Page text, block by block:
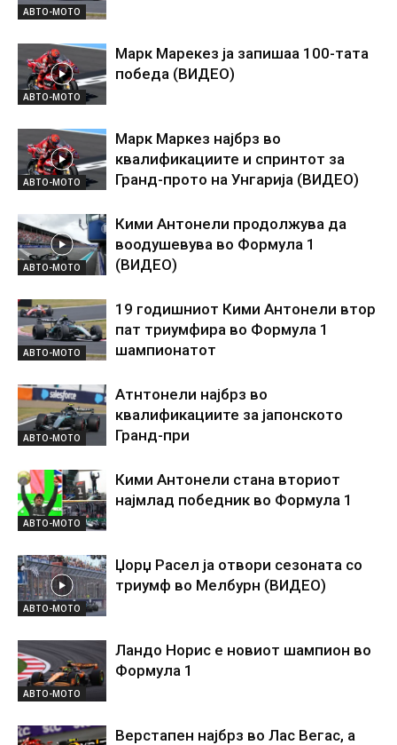
АВТО-МОТО
АВТО-МОТО
Марк Марекез ја запишаа 100-тата
победа (ВИДЕО)
АВТО-МОТО
Марк Маркез најбрз во
квалификациите и спринтот за
Гранд-прото на Унгарија (ВИДЕО)
АВТО-МОТО
Кими Антонели продолжува да
воодушевува во Формула 1
(ВИДЕО)
АВТО-МОТО
19 годишниот Кими Антонели втор
пат триумфира во Формула 1
шампионатот
АВТО-МОТО
Атнтонели најбрз во
квалификациите за јапонското
Гранд-при
АВТО-МОТО
Кими Антонели стана вториот
најмлад победник во Формула 1
АВТО-МОТО
Џорџ Расел ја отвори сезоната со
триумф во Мелбурн (ВИДЕО)
АВТО-МОТО
Ландо Норис е новиот шампион во
Формула 1
Верстапен најбрз во Лас Вегас, а